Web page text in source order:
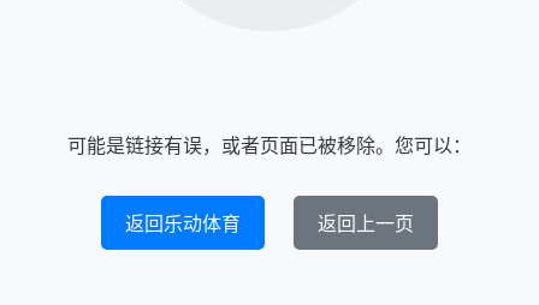
可能是链接有误，或者页面已被移除。您可以：
返回乐动体育 返回上一页